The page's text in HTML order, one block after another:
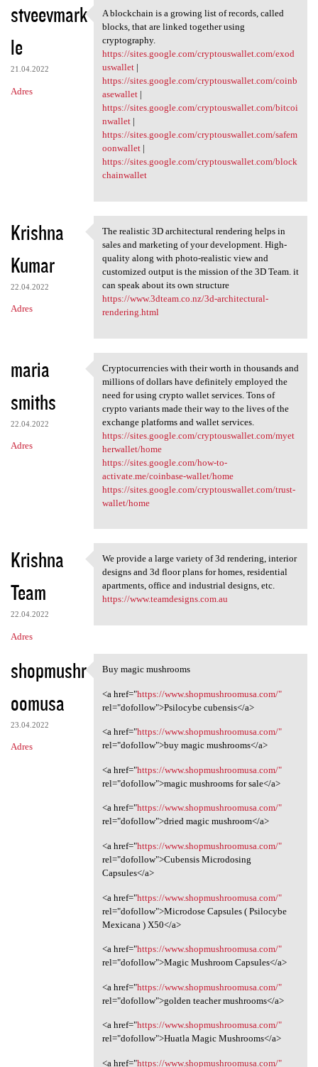
stveevmark
le
21.04.2022
Adres
A blockchain is a growing
A blockchain is a growing list of records, called
blocks, that are linked together using
cryptography.
https://sites.google.com/cryptouswallet.com/exod
uswallet|
https://sites.google.com/cryptouswallet.com/coinb
asewallet|
https://sites.google.com/cryptouswallet.com/bitcoi
nwallet|
https://sites.google.com/cryptouswallet.com/safem
oonwallet|
https://sites.google.com/cryptouswallet.com/block
chainwallet
Krishna
Kumar
22.04.2022
Adres
The realistic 3D
The realistic 3D architectural rendering helps in
sales and marketing of your development. High-
quality along with photo-realistic view and
customized output is the mission of the 3D Team. it
can speak about its own structure
https://www.3dteam.co.nz/3d-architectural-
rendering.html
maria
smiths
22.04.2022
Adres
Cryptocurrencies with their
Cryptocurrencies with their worth in thousands and
millions of dollars have definitely employed the
need for using crypto wallet services. Tons of
crypto variants made their way to the lives of the
exchange platforms and wallet services.
https://sites.google.com/cryptouswallet.com/myet
herwallet/home
https://sites.google.com/how-to-
activate.me/coinbase-wallet/home
https://sites.google.com/cryptouswallet.com/trust-
wallet/home
Krishna
Team
22.04.2022
Adres
We provide a large variety of
We provide a large variety of 3d rendering, interior
designs and 3d floor plans for homes, residential
apartments, office and industrial designs, etc.
https://www.teamdesigns.com.au
shopmushr
oomusa
23.04.2022
Adres
Buy magic mushrooms
Buy magic mushrooms
<a href="https://www.shopmushroomusa.com/"
rel="dofollow">Psilocybe cubensis</a>
<a href="https://www.shopmushroomusa.com/"
rel="dofollow">buy magic mushrooms</a>
<a href="https://www.shopmushroomusa.com/"
rel="dofollow">magic mushrooms for sale</a>
<a href="https://www.shopmushroomusa.com/"
rel="dofollow">dried magic mushroom</a>
<a href="https://www.shopmushroomusa.com/"
rel="dofollow">Cubensis Microdosing
Capsules</a>
<a href="https://www.shopmushroomusa.com/"
rel="dofollow">Microdose Capsules ( Psilocybe
Mexicana ) X50</a>
<a href="https://www.shopmushroomusa.com/"
rel="dofollow">Magic Mushroom Capsules</a>
<a href="https://www.shopmushroomusa.com/"
rel="dofollow">golden teacher mushrooms</a>
<a href="https://www.shopmushroomusa.com/"
rel="dofollow">Huatla Magic Mushrooms</a>
<a href="https://www.shopmushroomusa.com/"